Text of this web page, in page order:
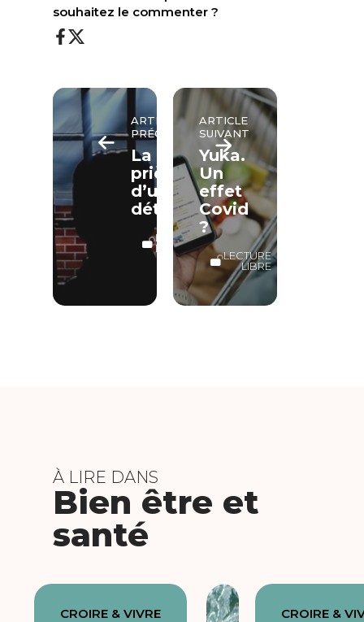
souhaitez le commenter ?
ARTICLE
PRÉCÉDENT
La
prière
d’un
détenu
LECTURE
LIBRE
ARTICLE
SUIVANT
Yuka.
Un
effet
Covid
?
LECTURE
LIBRE
À LIRE DANS
Bien être et
santé
CROIRE & VIVRE CROIRE &